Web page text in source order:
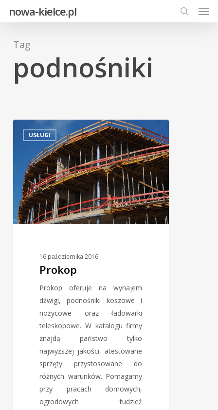
content
nowa-kielce.pl
search
Tag
podnośniki
USŁUGI
16 października 2016
Prokop
Prokop oferuje na wynajem
dźwigi, podnośniki koszowe i
nożycowe oraz ładowarki
teleskopowe. W katalogu firmy
znajdą państwo tylko
najwyższej jakości, atestowane
sprzęty przystosowane do
różnych warunków. Pomagamy
przy pracach domowych,
ogrodowych tudzież